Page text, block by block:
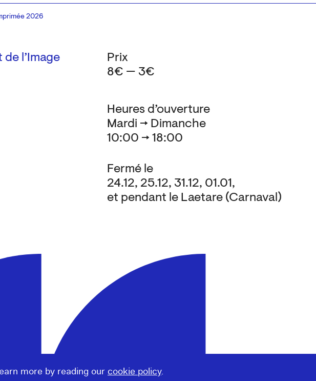
more by reading our cookie policy.
l’Image
Heures d’ouverture
Mardi → Dimanche
10:00 → 18:00
Fermé le
24.12, 25.12, 31.12, 01.01,
et pendant le Laetare (Carnaval)
Prix
8€ — 3€
2026